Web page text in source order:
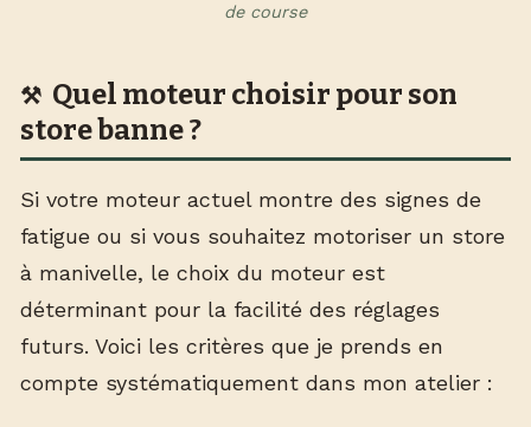
de course
Quel moteur choisir pour son
store banne ?
Si votre moteur actuel montre des signes de
fatigue ou si vous souhaitez motoriser un store
à manivelle, le choix du moteur est
déterminant pour la facilité des réglages
futurs. Voici les critères que je prends en
compte systématiquement dans mon atelier :